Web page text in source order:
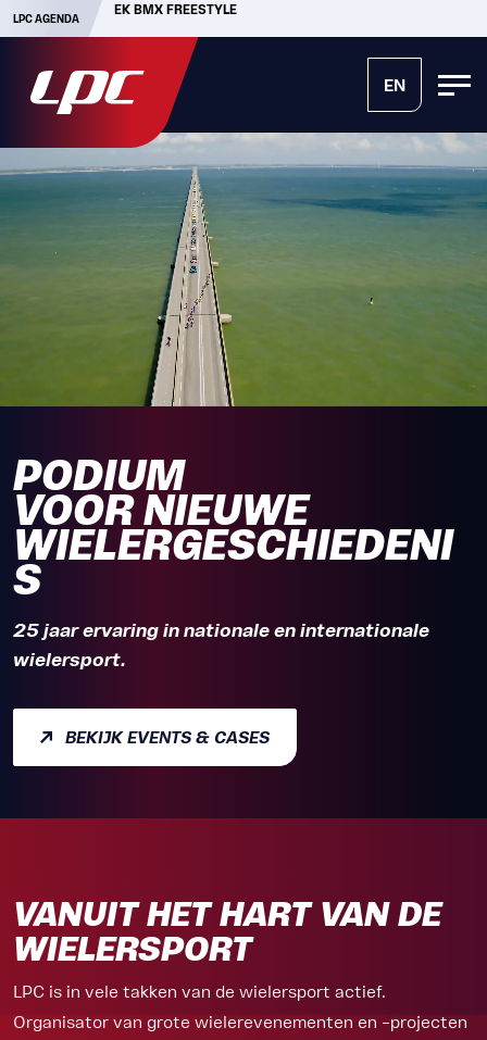
LPC AGENDA
ZLM TOUR
EN
PODIUM
VOOR NIEUWE
WIELERGESCHIEDENI
S
25 jaar ervaring in nationale en internationale
wielersport.
BEKIJK EVENTS & CASES
VANUIT HET HART VAN DE
WIELERSPORT
LPC is in vele takken van de wielersport actief.
Organisator van grote wielerevenementen en –projecten